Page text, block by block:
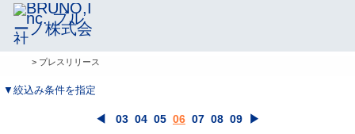
> プレスリリース
▼絞込み条件を指定
◀ 03 04 05 06 07 08 09 ▶